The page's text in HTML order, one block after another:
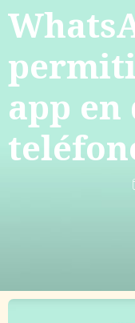
app en